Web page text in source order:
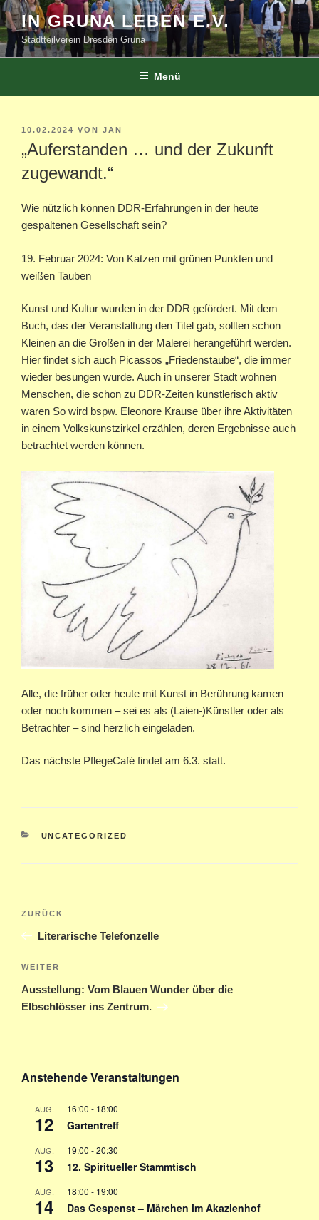
Zum
Inhalt
springen
IN GRUNA LEBEN E.V.
Stadtteilverein Dresden Gruna
Menü
VERÖFFENTLICHT
AM
10.02.2024 VON JAN
„Auferstanden … und der Zukunft
zugewandt.“
Wie nützlich können DDR-Erfahrungen in der heute
gespaltenen Gesellschaft sein?
19. Februar 2024: Von Katzen mit grünen Punkten und
weißen Tauben
Kunst und Kultur wurden in der DDR gefördert. Mit dem
Buch, das der Veranstaltung den Titel gab, sollten schon
Kleinen an die Großen in der Malerei herangeführt werden.
Hier findet sich auch Picassos „Friedenstaube“, die immer
wieder besungen wurde. Auch in unserer Stadt wohnen
Menschen, die schon zu DDR-Zeiten künstlerisch aktiv
waren So wird bspw. Eleonore Krause über ihre Aktivitäten
in einem Volkskunstzirkel erzählen, deren Ergebnisse auch
betrachtet werden können.
Alle, die früher oder heute mit Kunst in Berührung kamen
oder noch kommen – sei es als (Laien-)Künstler oder als
Betrachter – sind herzlich eingeladen.
Das nächste PflegeCafé findet am 6.3. statt.
KATEGORIEN
UNCATEGORIZED
Beitragsnavigation
Vorheriger
Beitrag
ZURÜCK
Literarische Telefonzelle
Nächster
Beitrag
WEITER
Ausstellung: Vom Blauen Wunder über die
Elbschlösser ins Zentrum.
Anstehende Veranstaltungen
AUG.
12
16:00 - 18:00
Gartentreff
AUG.
13
19:00 -20:30
12. Spiritueller Stammtisch
AUG.
14
18:00 - 19:00
Das Gespenst – Märchen im Akazienhof